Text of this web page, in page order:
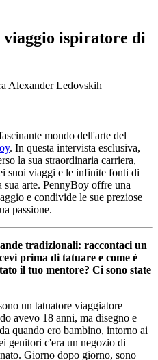
ispiratore di
Alexander Ledovskih
mondo dell'arte del
. In questa intervista esclusiva,
la sua straordinaria carriera,
suoi viaggi e le infinite fonti di
sua arte. PennyBoy offre una
e condivide le sue preziose
passione.
tradizionali: raccontaci un
prima di tatuare e come è
il tuo mentore? Ci sono state
un tatuatore viaggiatore
avevo 18 anni, ma disegno e
quando ero bambino, intorno ai
genitori c'era un negozio di
Giorno dopo giorno, sono